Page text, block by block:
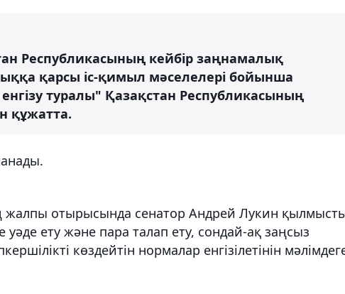
Республикасының кейбір заңнамалық
қарсы іс-қимыл мәселелері бойынша
туралы" Қазақстан Республикасының
құжатта.
отырысында сенатор Андрей Лукин
ету және пара талап ету, сондай-ақ заңсыз
көздейтін нормалар енгізілетінін